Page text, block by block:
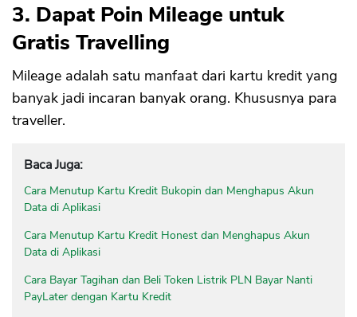
3. Dapat Poin Mileage untuk
Gratis Travelling
Mileage adalah satu manfaat dari kartu kredit yang
banyak jadi incaran banyak orang. Khususnya para
traveller.
Baca Juga:
Cara Menutup Kartu Kredit Bukopin dan Menghapus Akun
Data di Aplikasi
Cara Menutup Kartu Kredit Honest dan Menghapus Akun
Data di Aplikasi
Cara Bayar Tagihan dan Beli Token Listrik PLN Bayar Nanti
PayLater dengan Kartu Kredit